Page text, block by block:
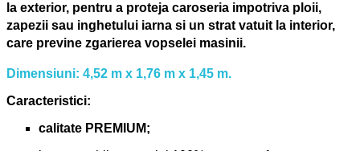
la exterior, pentru a proteja caroseria impotriva ploii,
zapezii sau inghetului iarna si un strat vatuit la interior,
care previne zgarierea vopselei masinii.
Dimensiuni: 4,52 m x 1,76 m x 1,45 m.
Caracteristici:
calitate PREMIUM;